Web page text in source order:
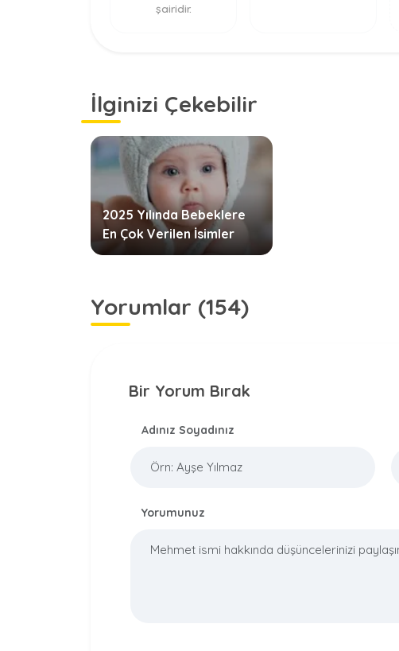
şairidir.
İlginizi Çekebilir
2025 Yılında Bebeklere
En Çok Verilen İsimler
Yorumlar (154)
Bir Yorum Bırak
Adınız Soyadınız
Yorumunuz